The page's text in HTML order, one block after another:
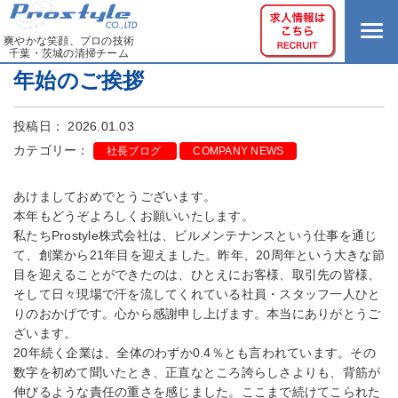
爽やかな笑顔、プロの技術
千葉・茨城の清掃チーム
年始のご挨拶
投稿日： 2026.01.03
カテゴリー：
社長ブログ COMPANY NEWS
あけましておめでとうございます。
本年もどうぞよろしくお願いいたします。
私たちProstyle株式会社は、ビルメンテナンスという仕事を通じ
て、創業から21年目を迎えました。昨年、20周年という大きな節
目を迎えることができたのは、ひとえにお客様、取引先の皆様、
そして日々現場で汗を流してくれている社員・スタッフ一人ひと
りのおかげです。心から感謝申し上げます。本当にありがとうご
ざいます。
20年続く企業は、全体のわずか0.4％とも言われています。その
数字を初めて聞いたとき、正直なところ誇らしさよりも、背筋が
伸びるような責任の重さを感じました。ここまで続けてこられた